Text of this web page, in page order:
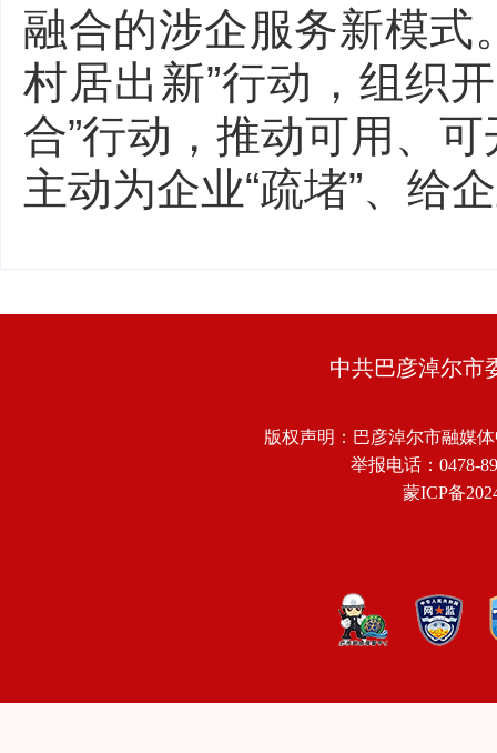
融合的涉企服务新模式
村居出新”行动，组织
合”行动，推动可用、
主动为企业“疏堵”、给
中共巴彦淖尔市
版权声明：巴彦淖尔市融媒
举报电话：0478-
蒙ICP备